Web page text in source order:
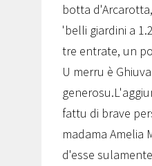
botta
'belli giardini a
tre entrate, un
U merru è
fattu di brave
madama Amelia
d'esse